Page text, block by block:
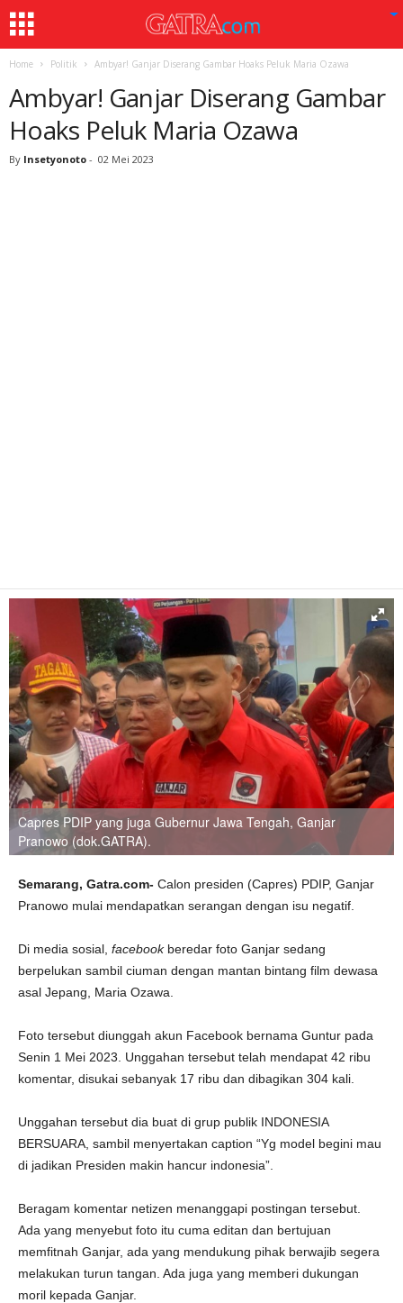
Home Politik Ambyar! Ganjar Diserang Gambar Hoaks Peluk Maria Ozawa
Ambyar! Ganjar Diserang Gambar
Hoaks Peluk Maria Ozawa
By Insetyonoto - 02 Mei 2023
Capres PDIP yang juga Gubernur Jawa Tengah, Ganjar
Pranowo (dok.GATRA).
Semarang, Gatra.com- Calon presiden (Capres) PDIP, Ganjar
Pranowo mulai mendapatkan serangan dengan isu negatif.
Di media sosial, facebookberedar foto Ganjar sedang
berpelukan sambil ciuman dengan mantan bintang film dewasa
asal Jepang, Maria Ozawa.
Foto tersebut diunggah akun Facebook bernama Guntur pada
Senin 1 Mei 2023. Unggahan tersebut telah mendapat 42 ribu
komentar, disukai sebanyak 17 ribu dan dibagikan 304 kali.
Unggahan tersebut dia buat di grup publik INDONESIA
BERSUARA, sambil menyertakan caption “Yg model begini mau
di jadikan Presiden makin hancur indonesia”.
Beragam komentar netizen menanggapi postingan tersebut.
Ada yang menyebut foto itu cuma editan dan bertujuan
memfitnah Ganjar, ada yang mendukung pihak berwajib segera
melakukan turun tangan. Ada juga yang memberi dukungan
moril kepada Ganjar.